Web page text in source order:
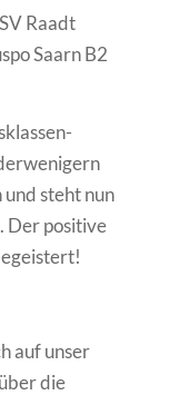
Raadt
Saarn B2
steht nun
Der positive
auf unser
die